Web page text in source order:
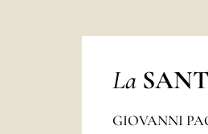
La
GIOVANNI